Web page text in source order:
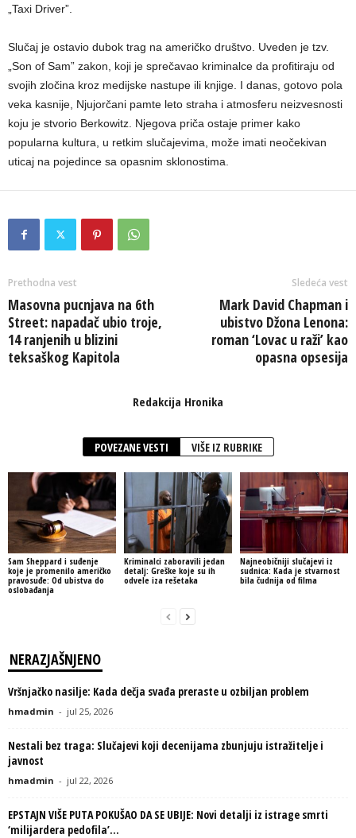
„Taxi Driver”.
Slučaj je ostavio dubok trag na američko društvo. Uveden je tzv.
„Son of Sam” zakon, koji je sprečavao kriminalce da profitiraju od
svojih zločina kroz medijske nastupe ili knjige. I danas, gotovo pola
veka kasnije, Njujorčani pamte leto straha i atmosferu neizvesnosti
koju je stvorio Berkowitz. Njegova priča ostaje primer kako
popularna kultura, u retkim slučajevima, može imati neočekivan
uticaj na pojedince sa opasnim sklonostima.
Prethodna vest
Masovna pucnjava na 6th
Street: napadač ubio troje,
14 ranjenih u blizini
teksaškog Kapitola
Sledeća vest
Mark David Chapman i
ubistvo Džona Lenona:
roman ‘Lovac u raži’ kao
opasna opsesija
Redakcija Hronika
POVEZANE VESTI VIŠE IZ RUBRIKE
Sam Sheppard i suđenje
koje je promenilo američko
pravosuđe: Od ubistva do
oslobađanja
Kriminalci zaboravili jedan
detalj: Greške koje su ih
odvele iza rešetaka
Najneobičniji slučajevi iz
sudnica: Kada je stvarnost
bila čudnija od filma
NERAZJAŠNJENO
Vršnjačko nasilje: Kada dečja svađa preraste u ozbiljan problem
hmadmin - jul 25, 2026
Nestali bez traga: Slučajevi koji decenijama zbunjuju istražitelje i
javnost
hmadmin - jul 22, 2026
EPSTAJN VIŠE PUTA POKUŠAO DA SE UBIJE: Novi detalji iz istrage smrti
‘milijardera pedofila’...